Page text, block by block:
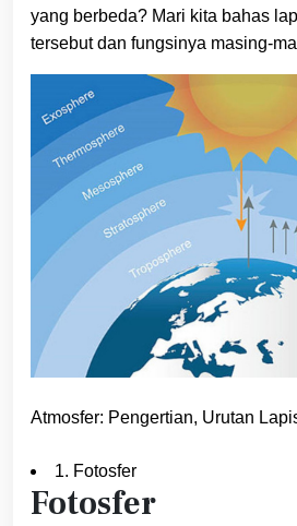
yang berbeda? Mari kita bahas
tersebut dan fungsinya masing-
Atmosfer: Pengertian, Urutan
1. Fotosfer
Fotosfer